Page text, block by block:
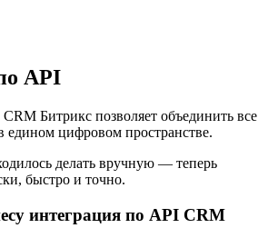
API
Битрикс позволяет объединить все
едином цифровом пространстве.
делать вручную — теперь
быстро и точно.
интеграция по API CRM